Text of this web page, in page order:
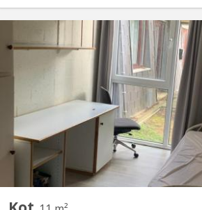
Chambre de 11m2, meublée,
disposant d’un parking et d’un cadre
mois : toutes charges comprises
séjour lln : €325 / an Commun de
chaussée-de-chaussée, comprenant 1